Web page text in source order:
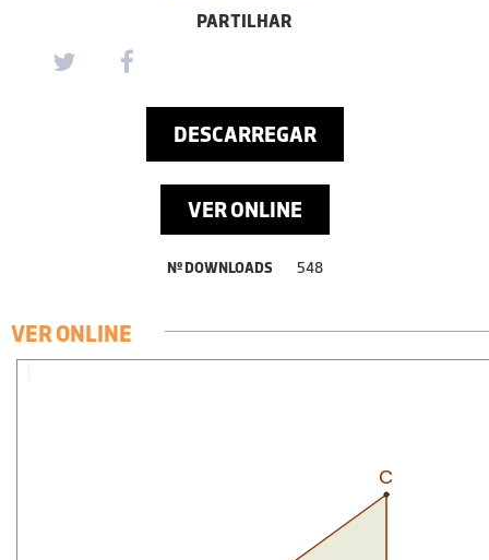
PARTILHAR
DESCARREGAR
VER ONLINE
Nº DOWNLOADS 548
VER ONLINE